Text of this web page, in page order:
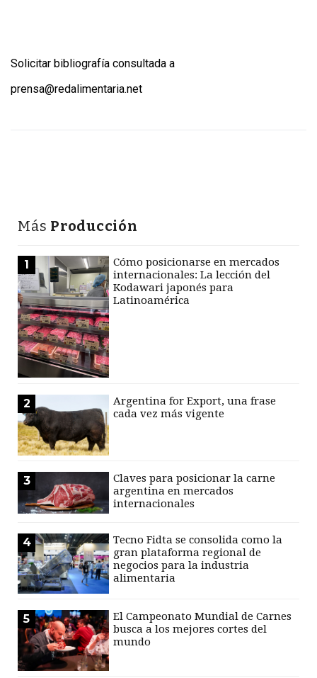
Solicitar bibliografía consultada a
prensa@redalimentaria.net
Más Producción
1
Cómo posicionarse en mercados
internacionales: La lección del
Kodawari japonés para
Latinoamérica
2
Argentina for Export, una frase
cada vez más vigente
3
Claves para posicionar la carne
argentina en mercados
internacionales
4
Tecno Fidta se consolida como la
gran plataforma regional de
negocios para la industria
alimentaria
5
El Campeonato Mundial de Carnes
busca a los mejores cortes del
mundo